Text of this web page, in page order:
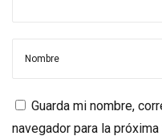
Guarda mi nombre,
navegador para la